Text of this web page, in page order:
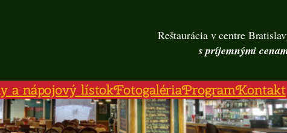
Reštaurácia v centre
s príjemnými
a nápojový lístokFotogalériaProgramKontakt